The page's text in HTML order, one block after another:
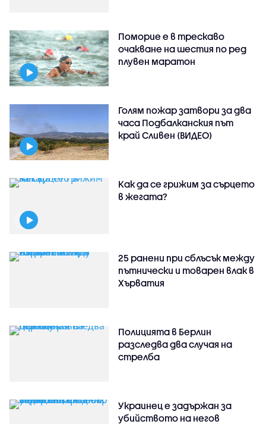
Поморие е в трескаво
очакване на шестия по ред
плувен маратон
Голям пожар затвори за два
часа Подбалканския път
край Сливен (ВИДЕО)
Как да се грижим за сърцето
в жегата?
25 ранени при сблъсък между
пътнически и товарен влак в
Хърватия
Полицията в Берлин
разследва два случая на
стрелба
Украинец е задържан за
убийството на негов